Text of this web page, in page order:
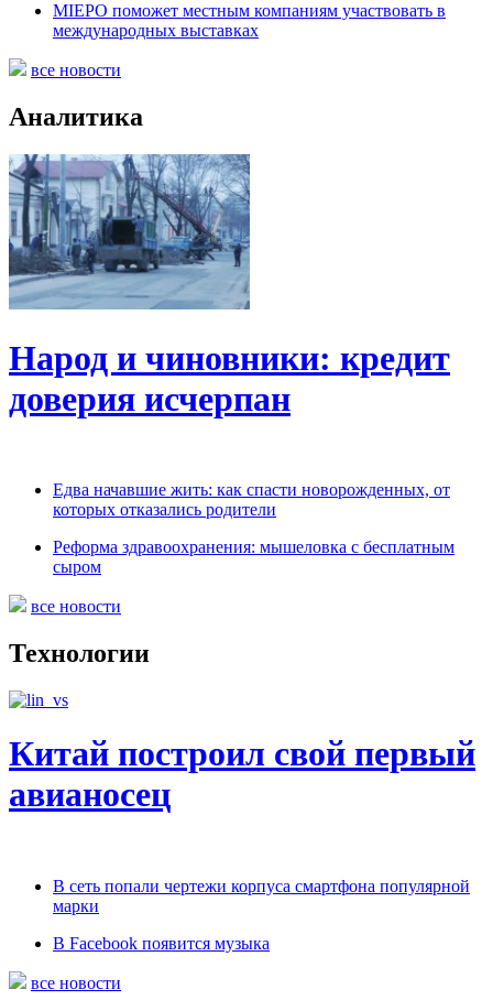
MIEPO поможет местным компаниям участвовать в
международных выставках
все новости
Аналитика
Народ и чиновники: кредит
доверия исчерпан
Едва начавшие жить: как спасти новорожденных, от
которых отказались родители
Реформа здравоохранения: мышеловка с бесплатным
сыром
все новости
Технологии
Китай построил свой первый
авианосец
В cеть попали чертежи корпуса смартфона популярной
марки
В Facebook появится музыка
все новости